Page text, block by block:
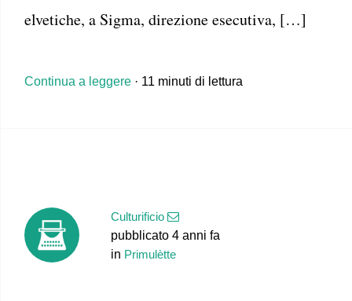
elvetiche, a Sigma, direzione esecutiva, […]
Continua a leggere · 11 minuti di lettura
Culturificio
pubblicato 4 anni fa
in Primulètte